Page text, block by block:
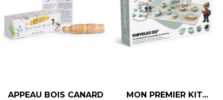
APPEAU BOIS CANARD
MON PREMIER KIT...